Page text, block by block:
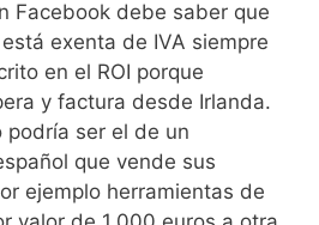
Facebook debe saber que
exenta de IVA siempre
en el ROI porque
y factura desde Irlanda.
podría ser el de un
que vende sus
ejemplo herramientas de